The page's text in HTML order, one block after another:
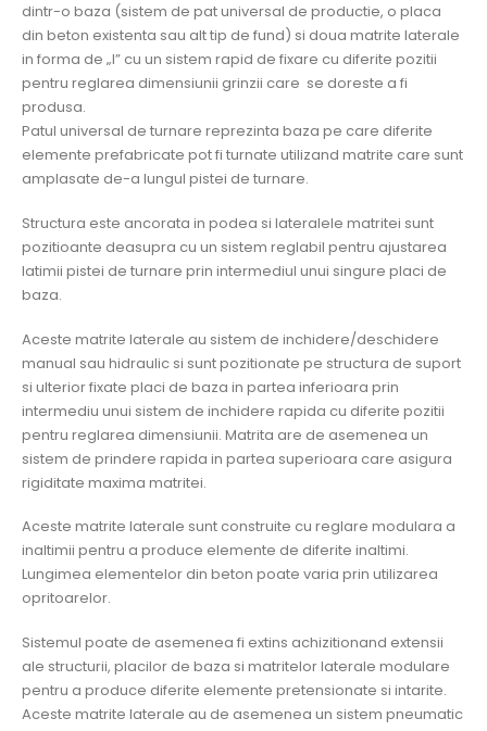
dintr-o baza (sistem de pat universal de productie, o placa
din beton existenta sau alt tip de fund) si doua matrite laterale
in forma de „I” cu un sistem rapid de fixare cu diferite pozitii
pentru reglarea dimensiunii grinzii care se doreste a fi
produsa.
Patul universal de turnare reprezinta baza pe care diferite
elemente prefabricate pot fi turnate utilizand matrite care sunt
amplasate de-a lungul pistei de turnare.
Structura este ancorata in podea si lateralele matritei sunt
pozitioante deasupra cu un sistem reglabil pentru ajustarea
latimii pistei de turnare prin intermediul unui singure placi de
baza.
Aceste matrite laterale au sistem de inchidere/deschidere
manual sau hidraulic si sunt pozitionate pe structura de suport
si ulterior fixate placi de baza in partea inferioara prin
intermediu unui sistem de inchidere rapida cu diferite pozitii
pentru reglarea dimensiunii. Matrita are de asemenea un
sistem de prindere rapida in partea superioara care asigura
rigiditate maxima matritei.
Aceste matrite laterale sunt construite cu reglare modulara a
inaltimii pentru a produce elemente de diferite inaltimi.
Lungimea elementelor din beton poate varia prin utilizarea
opritoarelor.
Sistemul poate de asemenea fi extins achizitionand extensii
ale structurii, placilor de baza si matritelor laterale modulare
pentru a produce diferite elemente pretensionate si intarite.
Aceste matrite laterale au de asemenea un sistem pneumatic